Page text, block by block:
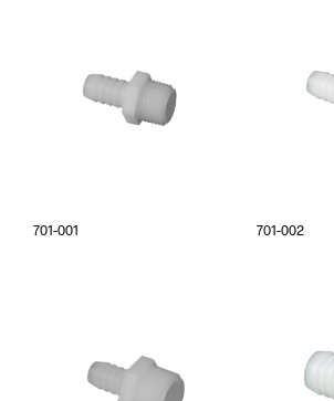
701-001 701-002